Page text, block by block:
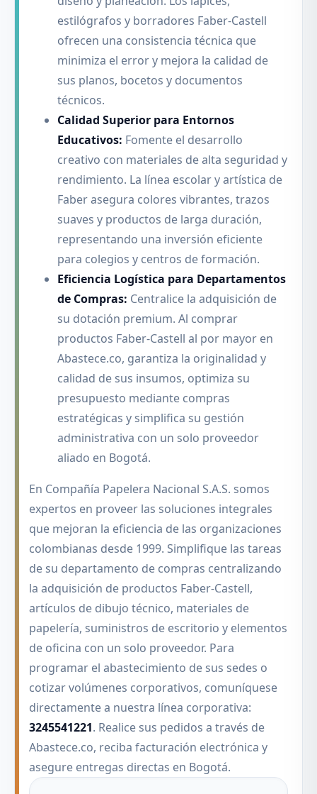
estilógrafos y borradores Faber-Castell
ofrecen una consistencia técnica que
minimiza el error y mejora la calidad de
sus planos, bocetos y documentos
técnicos.
Calidad Superior para Entornos
Educativos: Fomente el desarrollo
creativo con materiales de alta seguridad y
rendimiento. La línea escolar y artística de
Faber asegura colores vibrantes, trazos
suaves y productos de larga duración,
representando una inversión eficiente
para colegios y centros de formación.
Eficiencia Logística para Departamentos
de Compras: Centralice la adquisición de
su dotación premium. Al comprar
productos Faber-Castell al por mayor en
Abastece.co, garantiza la originalidad y
calidad de sus insumos, optimiza su
presupuesto mediante compras
estratégicas y simplifica su gestión
administrativa con un solo proveedor
aliado en Bogotá.
En Compañía Papelera Nacional S.A.S. somos
expertos en proveer las soluciones integrales
que mejoran la eficiencia de las organizaciones
colombianas desde 1999. Simplifique las tareas
de su departamento de compras centralizando
la adquisición de productos Faber-Castell,
artículos de dibujo técnico, materiales de
papelería, suministros de escritorio y elementos
de oficina con un solo proveedor. Para
programar el abastecimiento de sus sedes o
cotizar volúmenes corporativos, comuníquese
directamente a nuestra línea corporativa:
3245541221. Realice sus pedidos a través de
Abastece.co, reciba facturación electrónica y
asegure entregas directas en Bogotá.